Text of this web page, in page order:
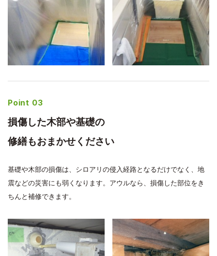
Point 03
損傷した木部や基礎の
修繕もおまかせください
基礎や木部の損傷は、シロアリの侵入経路となるだけでなく、地
震などの災害にも弱くなります。アウルなら、損傷した部位をき
ちんと補修できます。